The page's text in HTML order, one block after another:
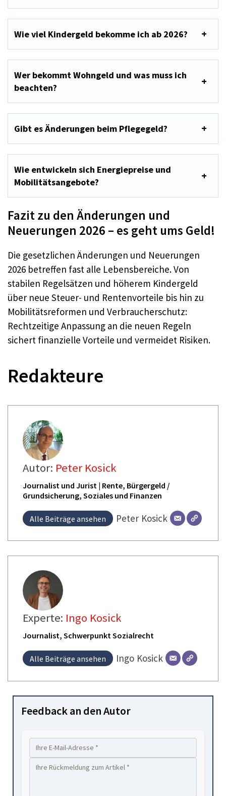
Wie viel Kindergeld bekomme ich ab 2026?
Wer bekommt Wohngeld und was muss ich
beachten?
Gibt es Änderungen beim Pflegegeld?
Wie entwickeln sich Energiepreise und
Mobilitätsangebote?
Fazit zu den Änderungen und
Neuerungen 2026 – es geht ums Geld!
Die gesetzlichen Änderungen und Neuerungen
2026 betreffen fast alle Lebensbereiche. Von
stabilen Regelsätzen und höherem Kindergeld
über neue Steuer- und Rentenvorteile bis hin zu
Mobilitätsreformen und Verbraucherschutz:
Rechtzeitige Anpassung an die neuen Regeln
sichert finanzielle Vorteile und vermeidet Risiken.
Redakteure
Autor: Peter Kosick
Journalist und Jurist | Rente, Bürgergeld /
Grundsicherung, Soziales und Finanzen
Alle Beiträge ansehen Peter Kosick
Experte: Ingo Kosick
Journalist, Schwerpunkt Sozialrecht
Alle Beiträge ansehen Ingo Kosick
Feedback an den Autor